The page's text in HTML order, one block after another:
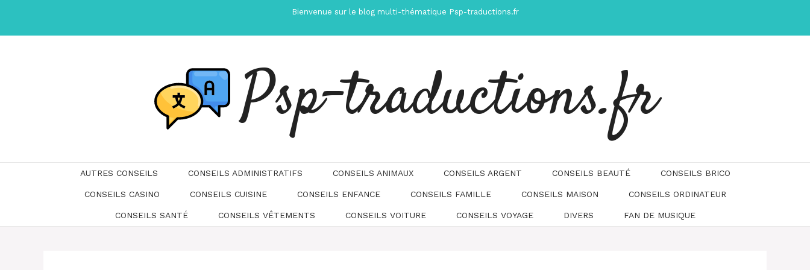
contenu
Bienvenue sur le blog multi-thématique Psp-traductions.fr
Psp-traductions.fr
AUTRES CONSEILS CONSEILS ADMINISTRATIFS CONSEILS ANIMAUX CONSEILS ARGENT CONSEILS BEAUTÉ CONSEILS BRICO
CONSEILS CASINO CONSEILS CUISINE CONSEILS ENFANCE CONSEILS FAMILLE CONSEILS MAISON CONSEILS ORDINATEUR
CONSEILS SANTÉ CONSEILS VÊTEMENTS CONSEILS VOITURE CONSEILS VOYAGE DIVERS FAN DE MUSIQUE
Automatically
Hierarchic